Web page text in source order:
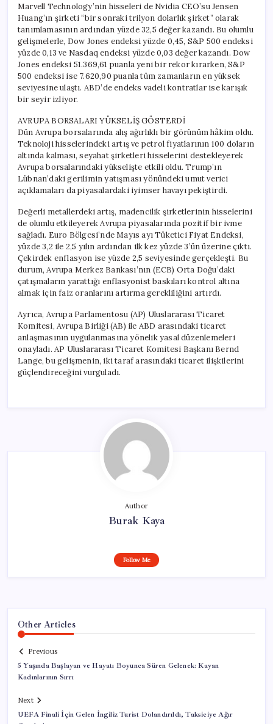
Marvell Technology’nin hisseleri de Nvidia CEO’su Jensen
Huang’ın şirketi “bir sonraki trilyon dolarlık şirket” olarak
tanımlamasının ardından yüzde 32,5 değer kazandı. Bu olumlu
gelişmelerle, Dow Jones endeksi yüzde 0,45, S&P 500 endeksi
yüzde 0,13 ve Nasdaq endeksi yüzde 0,03 değer kazandı. Dow
Jones endeksi 51.369,61 puanla yeni bir rekor kırarken, S&P
500 endeksi ise 7.620,90 puanla tüm zamanların en yüksek
seviyesine ulaştı. ABD’de endeks vadeli kontratlar ise karışık
bir seyir izliyor.
AVRUPA BORSALARI YÜKSELİŞ GÖSTERDİ
Dün Avrupa borsalarında alış ağırlıklı bir görünüm hâkim oldu.
Teknoloji hisselerindeki artış ve petrol fiyatlarının 100 doların
altında kalması, seyahat şirketleri hisselerini destekleyerek
Avrupa borsalarındaki yükselişte etkili oldu. Trump’ın
Lübnan’daki gerilimin yatışması yönündeki umut verici
açıklamaları da piyasalardaki iyimser havayı pekiştirdi.
Değerli metallerdeki artış, madencilik şirketlerinin hisselerini
de olumlu etkileyerek Avrupa piyasalarında pozitif bir ivme
sağladı. Euro Bölgesi’nde Mayıs ayı Tüketici Fiyat Endeksi,
yüzde 3,2 ile 2,5 yılın ardından ilk kez yüzde 3’ün üzerine çıktı.
Çekirdek enflasyon ise yüzde 2,5 seviyesinde gerçekleşti. Bu
durum, Avrupa Merkez Bankası’nın (ECB) Orta Doğu’daki
çatışmaların yarattığı enflasyonist baskıları kontrol altına
almak için faiz oranlarını artırma gerekliliğini artırdı.
Ayrıca, Avrupa Parlamentosu (AP) Uluslararası Ticaret
Komitesi, Avrupa Birliği (AB) ile ABD arasındaki ticaret
anlaşmasının uygulanmasına yönelik yasal düzenlemeleri
onayladı. AP Uluslararası Ticaret Komitesi Başkanı Bernd
Lange, bu gelişmenin, iki taraf arasındaki ticaret ilişkilerini
güçlendireceğini vurguladı.
Author
Burak Kaya
Follow Me
Other Articles
Previous
5 Yaşında Başlayan ve Hayatı Boyunca Süren Gelenek: Kayan
Kadınlarının Sırrı
Next
UEFA Finali İçin Gelen İngiliz Turist Dolandırıldı, Taksiciye Ağır